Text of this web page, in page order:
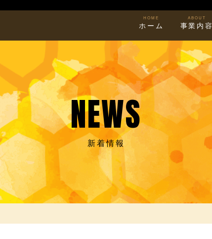
HOME
ホーム
ABOUT
事業内容
NEWS
新着情報